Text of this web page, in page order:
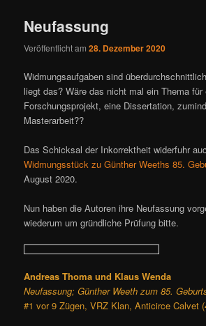
Neufassung
Veröffentlicht am28. Dezember 2020
Widmungsaufgaben sind
liegt das? Wäre das nicht mal ein Thema für
Forschungsprojekt, eine Dissertation,
Masterarbeit??
Das Schicksal der Inkorrektheit widerfuhr
Widmungsstück zu Günther Weeths 85.
August 2020.
Nun haben die Autoren ihre Neufassung
wiederum um gründliche Prüfung bitte.
Andreas Thoma und Klaus Wenda
Neufassung; Günther Weeth zum 85.
#1 vor 9 Zügen, VRZ Klan, Anticirce Calvet